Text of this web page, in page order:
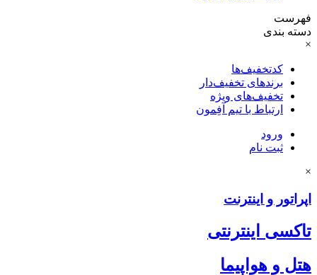
فهرست
دسته بندی
×
کدتخفیف‌ها
برندهای تخفیف‌دار
تخفیف‌های ویژه
ارتباط با تیم آفِمون
ورود
ثبت نام
×
اپراتور و اینترنت
تاکسی اینترنتی
هتل و هواپیما